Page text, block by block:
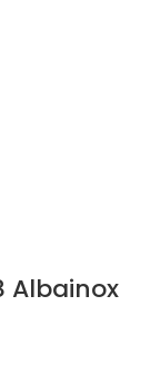
Albainox